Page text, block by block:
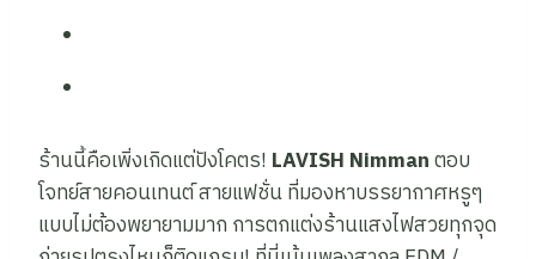
ร้านนี้คือเพิ่งเกิดแต่ปังโคตร! LAVISH Nimmanตอบ
โจทย์สายคอนเทนต์ สายแฟชั่น ที่มองหาบรรยากาศหรูๆ
แบบไม่ต้องพยายามมาก การตกแต่งร้านแสงไฟสวยทุกจุด